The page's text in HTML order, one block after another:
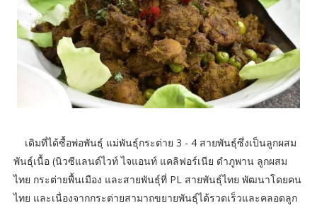
เดิมที่ได้ซื้อพ่อพันธุ์ แม่พันธุ์กระต่าย 3 - 4 สายพันธุ์ซึ่งเป็นลูกผสม
พันธุ์เนื้อ (นิวซีแลนด์ไวท์ ไจแอนท์ แคลิฟอร์เนีย ดำภูพาน ลูกผสม
ไทย กระต่ายพื้นเมือง และสายพันธุ์ที่ PL สายพันธุ์ไทย พัฒนาโดยคน
ไทย และเนื่องจากกระต่ายสามาถขยายพันธุ์ได้รวดเร็วและคลอดลูก